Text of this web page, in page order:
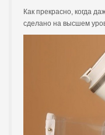
Как прекрасно, когда
сделано на высшем